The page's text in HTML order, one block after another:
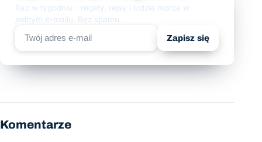
Raz w tygodniu - regaty, rejsy i ludzie morza w
jednym e-mailu. Bez spamu.
Zapisz się
Komentarze